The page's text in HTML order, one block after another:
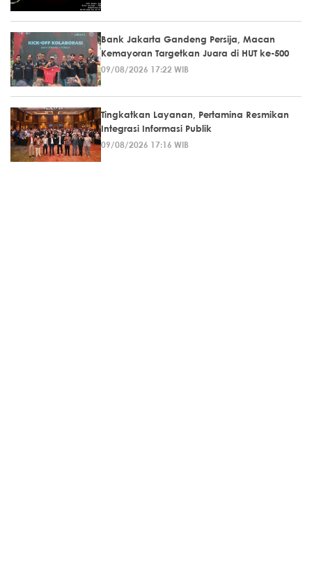
Bank Jakarta Gandeng Persija, Macan
Kemayoran Targetkan Juara di HUT ke-500
09/08/2026 17:22 WIB
Tingkatkan Layanan, Pertamina Resmikan
Integrasi Informasi Publik
09/08/2026 17:16 WIB